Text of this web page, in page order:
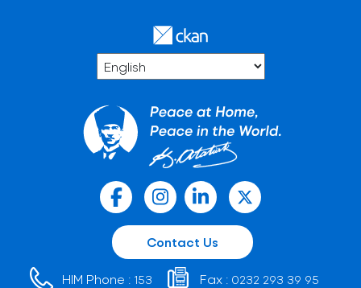
Contact Us
HIM Phone : 153 Fax : 0232 293 39 95